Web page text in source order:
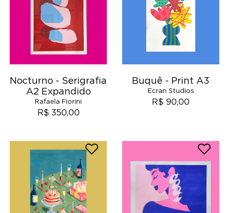
Nocturno - Serigrafia
A2 Expandido
Rafaela Fiorini
R$ 350,00
Buquê - Print A3
Ecran Studios
R$ 90,00